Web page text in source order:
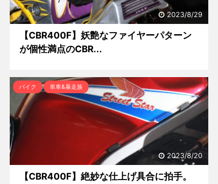
2023/8/29
【CBR400F】妖艶なファイヤーパターン
が個性満点のCBR...
2023/8/20
バイク 単車&暴走族
【CBR400F】絶妙な仕上げ具合に拍手。